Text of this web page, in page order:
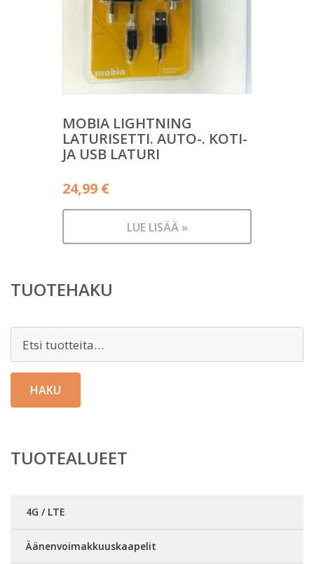
MOBIA LIGHTNING
LATURISETTI. AUTO-. KOTI-
JA USB LATURI
24,99 €
LUE LISÄÄ »
TUOTEHAKU
HAKU
TUOTEALUEET
4G / LTE
Äänenvoimakkuuskaapelit